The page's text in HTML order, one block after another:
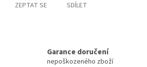
ZEPTAT SE SDÍLET
Garance doručení
nepoškozeného zboží